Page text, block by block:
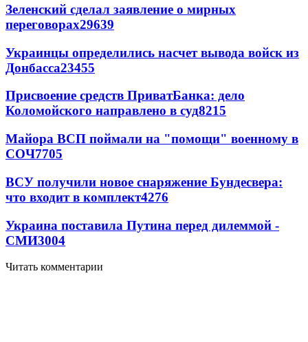
Зеленский сделал заявление о мирных
переговорах29639
Украинцы определились насчет вывода войск из
Донбасса23455
Присвоение средств ПриватБанка: дело
Коломойского направлено в суд8215
Майора ВСП поймали на "помощи" военному в
СОЧ7705
ВСУ получили новое снаряжение Бундесвера:
что входит в комплект4276
Украина поставила Путина перед дилеммой -
СМИ3004
Читать комментарии